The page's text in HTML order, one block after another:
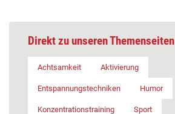
Direkt zu unseren Themenseiten
Achtsamkeit Aktivierung
Entspannungstechniken Humor
Konzentrationstraining Sport